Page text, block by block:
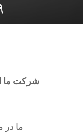
شرکت ما
ما در